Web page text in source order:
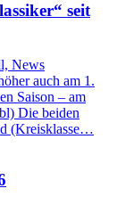
seit
News
auch am 1.
Saison – am
Die beiden
(Kreisklasse…